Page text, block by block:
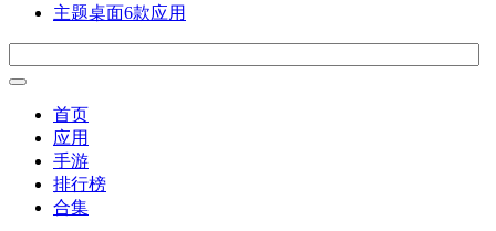
主题桌面6款应用
首页
应用
手游
排行榜
合集